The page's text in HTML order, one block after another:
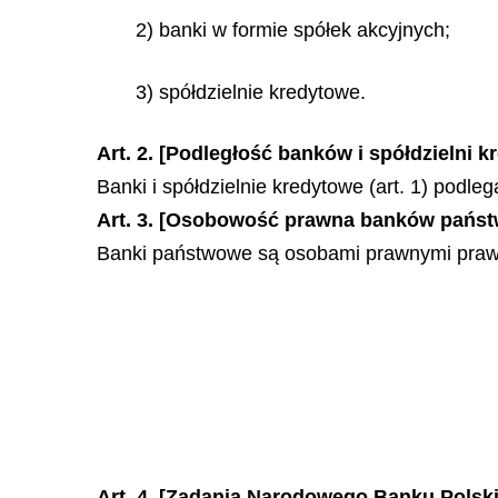
2) banki w formie spółek akcyjnych;
3) spółdzielnie kredytowe.
Art. 2. [Podległość banków i spółdzielni
Banki i spółdzielnie kredytowe (art. 1)
Art. 3. [Osobowość prawna banków
Banki państwowe są osobami prawnymi